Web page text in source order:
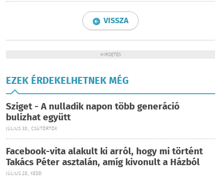
VISSZA
HIRDETÉS
EZEK ÉRDEKELHETNEK MÉG
Sziget - A nulladik napon több generáció
bulizhat együtt
JÚLIUS 30., CSÜTÖRTÖK
Facebook-vita alakult ki arról, hogy mi történt
Takács Péter asztalán, amíg kivonult a Házból
JÚLIUS 28., KEDD